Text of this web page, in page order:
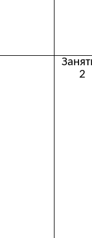
2